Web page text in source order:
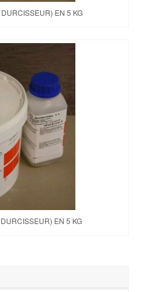
EN 5 KG
EN 5 KG